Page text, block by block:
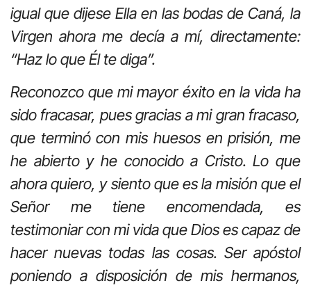
igual que dijese Ella en las bodas de Caná, la
Virgen ahora me decía a mí, directamente:
“Haz lo que Él te diga”.
Reconozco que mi mayor éxito en la vida ha
sido fracasar, pues gracias a mi gran fracaso,
que terminó con mis huesos en prisión, me
he abierto y he conocido a Cristo. Lo que
ahora quiero, y siento que es la misión que el
Señor me tiene encomendada, es
testimoniar con mi vida que Dios es capaz de
hacer nuevas todas las cosas. Ser apóstol
poniendo a disposición de mis hermanos,